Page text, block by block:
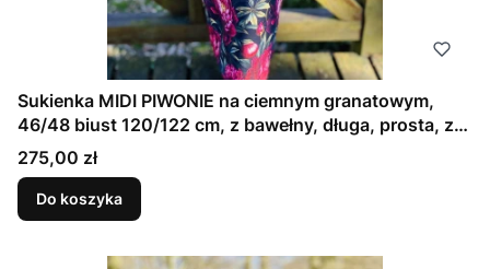
Sukienka MIDI PIWONIE na ciemnym granatowym,
46/48 biust 120/122 cm, z bawełny, długa, prosta, z
kieszeniami
Cena
275,00 zł
Do koszyka